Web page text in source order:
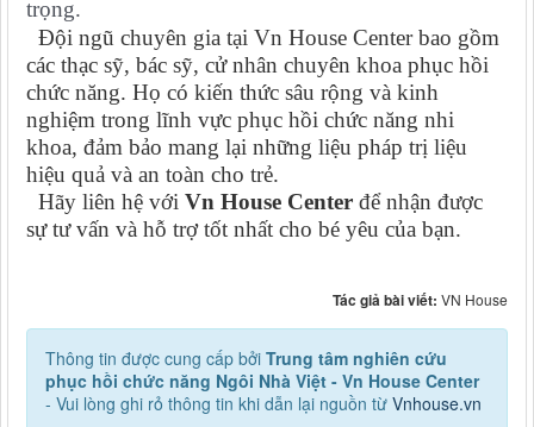
trọng.
Đội ngũ chuyên gia tại Vn House Center bao gồm
các thạc sỹ, bác sỹ, cử nhân chuyên khoa phục hồi
chức năng. Họ có kiến thức sâu rộng và kinh
nghiệm trong lĩnh vực phục hồi chức năng nhi
khoa, đảm bảo mang lại những liệu pháp trị liệu
hiệu quả và an toàn cho trẻ.
Hãy liên hệ với Vn House Center để nhận được
sự tư vấn và hỗ trợ tốt nhất cho bé yêu của bạn.
Tác giả bài viết: VN House
Thông tin được cung cấp bởi Trung tâm nghiên cứu
phục hồi chức năng Ngôi Nhà Việt - Vn House Center
- Vui lòng ghi rỏ thông tin khi dẫn lại nguồn từ Vnhouse.vn